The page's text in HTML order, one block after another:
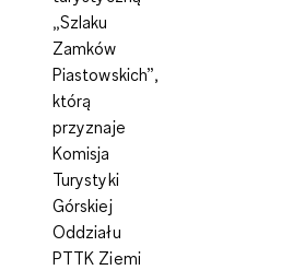
„Szlaku
Zamków
Piastowskich”,
którą
przyznaje
Komisja
Turystyki
Górskiej
Oddziału
PTTK Ziemi